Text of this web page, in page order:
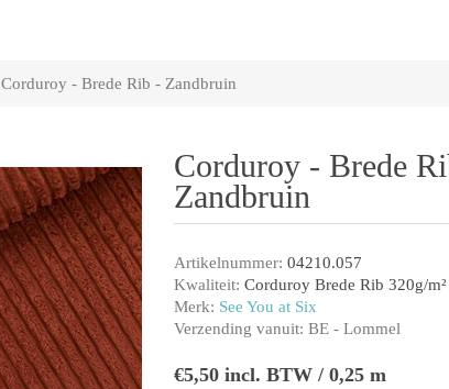
Corduroy - Brede Rib - Zandbruin
Corduroy - Brede
Zandbruin
Artikelnummer: 04210.057
Kwaliteit: Corduroy Brede Rib 320g/m²
Merk: See You at Six
Verzending vanuit: BE - Lommel
€5,50 incl. BTW / 0,25 m